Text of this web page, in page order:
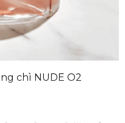
chì NUDE O2